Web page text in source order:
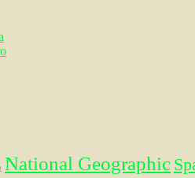
National Geographic